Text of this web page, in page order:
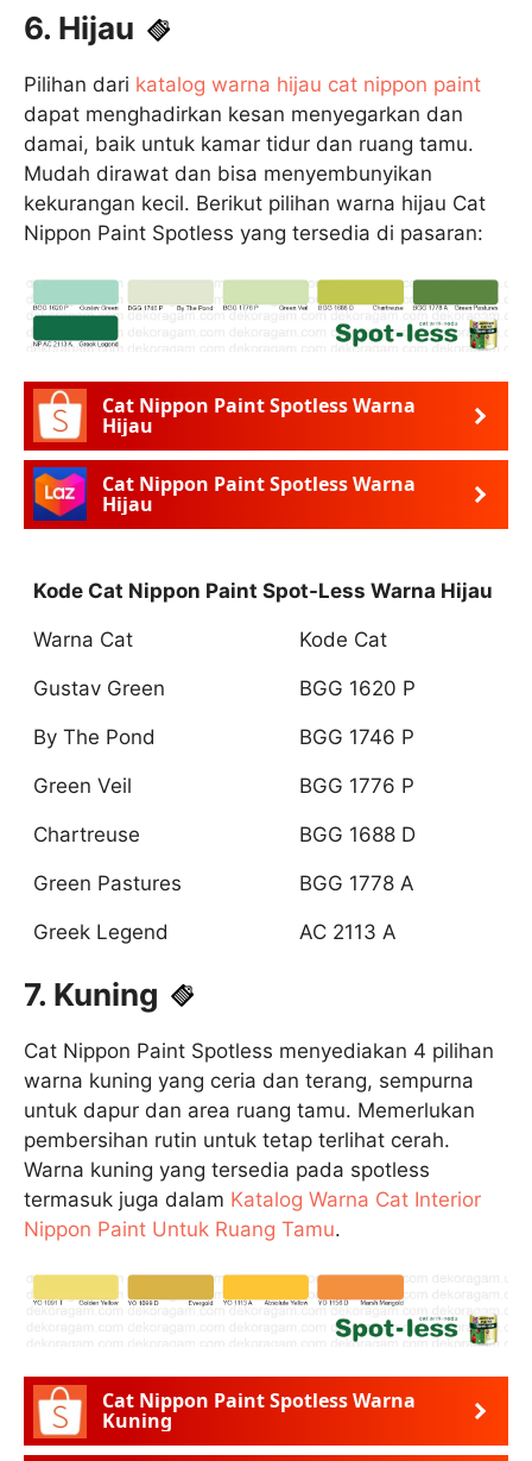
6. Hijau
Pilihan dari katalog warna hijau cat nippon paint
dapat menghadirkan kesan menyegarkan dan
damai, baik untuk kamar tidur dan ruang tamu.
Mudah dirawat dan bisa menyembunyikan
kekurangan kecil. Berikut pilihan warna hijau Cat
Nippon Paint Spotless yang tersedia di pasaran:
Cat Nippon Paint Spotless Warna
Hijau
Cat Nippon Paint Spotless Warna
Hijau
Kode Cat Nippon Paint Spot-Less Warna Hijau
Warna Cat Kode Cat
Gustav Green BGG 1620 P
By The Pond BGG 1746 P
Green Veil BGG 1776 P
Chartreuse BGG 1688 D
Green Pastures BGG 1778 A
Greek Legend AC 2113 A
7. Kuning
Cat Nippon Paint Spotless menyediakan 4 pilihan
warna kuning yang ceria dan terang, sempurna
untuk dapur dan area ruang tamu. Memerlukan
pembersihan rutin untuk tetap terlihat cerah.
Warna kuning yang tersedia pada spotless
termasuk juga dalam Katalog Warna Cat Interior
Nippon Paint Untuk Ruang Tamu.
Cat Nippon Paint Spotless Warna
Kuning